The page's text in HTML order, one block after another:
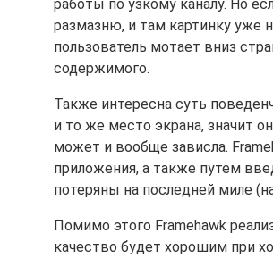
работы по узкому каналу. Но
размазню, и там картинку уже
пользователь мотает вниз
содержимого.
Также интересна суть
и то же место экрана, значит
может и вообще зависла.
приложения, а также путем
потеряны на последней миле
Помимо этого Framehawk
качество будет хорошим при